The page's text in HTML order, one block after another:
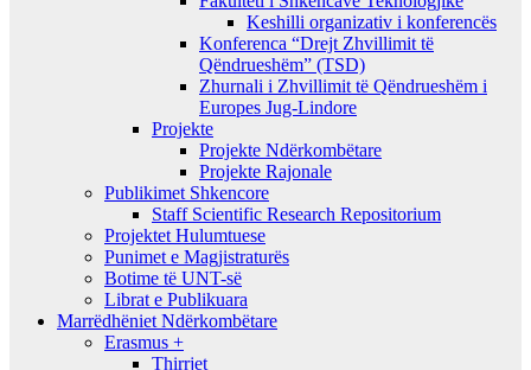
Keshilli organizativ i konferencës
Konferenca “Drejt Zhvillimit të
Qëndrueshëm” (TSD)
Zhurnali i Zhvillimit të Qëndrueshëm i
Europes Jug-Lindore
Projekte
Projekte Ndërkombëtare
Projekte Rajonale
Publikimet Shkencore
Staff Scientific Research Repositorium
Projektet Hulumtuese
Punimet e Magjistraturës
Botime të UNT-së
Librat e Publikuara
Marrëdhëniet Ndërkombëtare
Erasmus +
Thirrjet